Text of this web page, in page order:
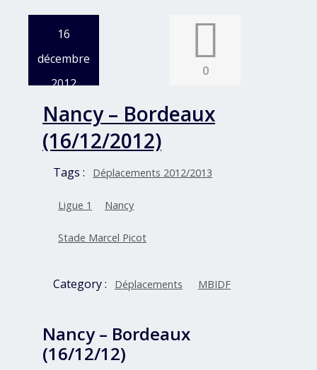
16
décembre
2012
0
Nancy – Bordeaux
(16/12/2012)
Tags : Déplacements 2012/2013
Ligue 1 Nancy
Stade Marcel Picot
Category : Déplacements MBIDF
Nancy – Bordeaux
(16/12/12)